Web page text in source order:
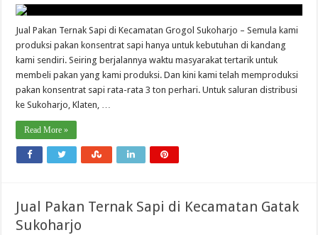
Jual Pakan Ternak Sapi di Kecamatan Grogol Sukoharjo – Semula kami
produksi pakan konsentrat sapi hanya untuk kebutuhan di kandang
kami sendiri. Seiring berjalannya waktu masyarakat tertarik untuk
membeli pakan yang kami produksi. Dan kini kami telah memproduksi
pakan konsentrat sapi rata-rata 3 ton perhari. Untuk saluran distribusi
ke Sukoharjo, Klaten, …
Read More »
Jual Pakan Ternak Sapi di Kecamatan Gatak
Sukoharjo